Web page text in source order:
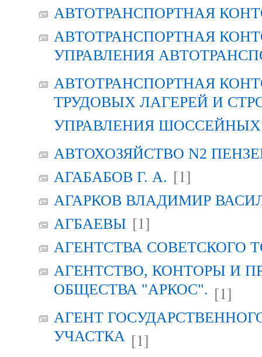
АВТОТРАНСПОРТНАЯ
АВТОТРАНСПОРТНАЯ
УПРАВЛЕНИЯ
АВТОТРАНСПОРТНАЯ
ТРУДОВЫХ ЛАГЕРЕЙ И
УПРАВЛЕНИЯ
АВТОХОЗЯЙСТВО N2
АГАБАБОВ Г. А. [1]
АГАРКОВ ВЛАДИМИР
АГБАЕВЫ [1]
АГЕНТСТВА СОВЕТСКОГО
АГЕНТСТВО, КОНТОРЫ И
ОБЩЕСТВА "АРКОС". [1]
АГЕНТ
УЧАСТКА [1]